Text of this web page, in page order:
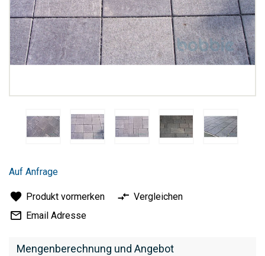
Anfang
Bildergalerie
Mengenberechnung und Angebot
Auf Anfrage
Produkt vormerken
Vergleichen
Email Adresse